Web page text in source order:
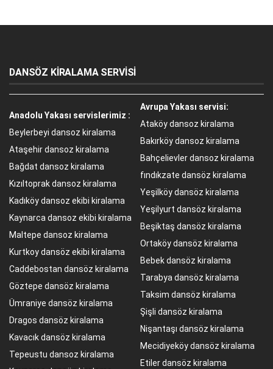
DANSÖZ KİRALAMA SERVİSİ
Anadolu Yakası servislerimiz :
Beylerbeyi dansoz kiralama
Ataşehir dansoz kiralama
Bağdat dansoz kiralama
Kızıltoprak dansoz kiralama
Kadıköy dansoz ekibi kiralama
Kaynarca dansoz ekibi kiralama
Maltepe dansoz kiralama
Kurtkoy dansöz ekibi kiralama
Caddebostan dansöz kiralama
Göztepe dansöz kiralama
Ümraniye dansöz kiralama
Dragos dansöz kiralama
Kavacık dansöz kiralama
Tepeustu dansoz kiralama
Avrupa Yakası servisi:
Ataköy dansoz kiralama
Bakırköy dansoz kiralama
Bahçelievler dansoz kiralama
fındıkzate dansöz kiralama
Yeşilköy dansöz kiralama
Yeşilyurt dansöz kiralama
Beşiktaş dansöz kiralama
Ortaköy dansöz kiralama
Bebek dansöz kiralama
Tarabya dansöz kiralama
Taksim dansöz kiralama
Şişli dansöz kiralama
Nişantaşı dansöz kiralama
Mecidiyeköy dansöz kiralama
Etiler dansöz kiralama